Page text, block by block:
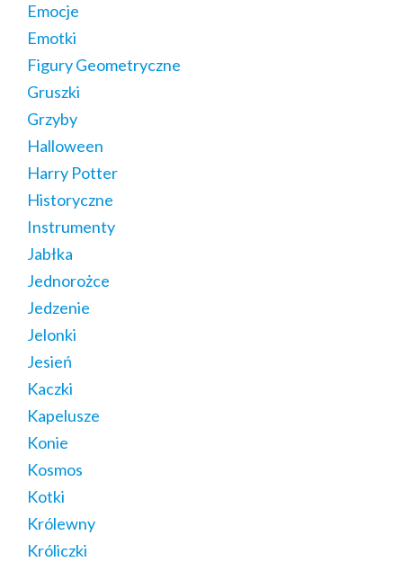
Emocje
Emotki
Figury Geometryczne
Gruszki
Grzyby
Halloween
Harry Potter
Historyczne
Instrumenty
Jabłka
Jednorożce
Jedzenie
Jelonki
Jesień
Kaczki
Kapelusze
Konie
Kosmos
Kotki
Królewny
Króliczki